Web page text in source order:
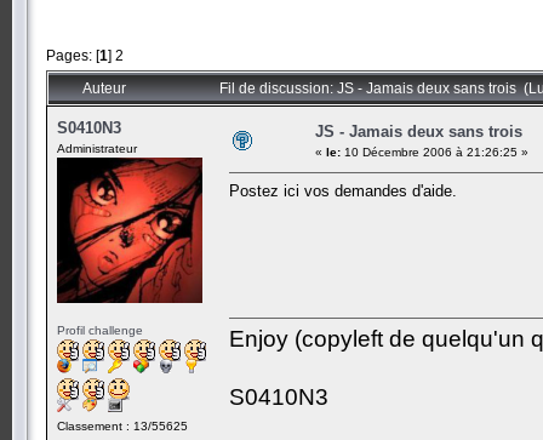
Pages: [1] 2
Auteur Fil de discussion: JS - Jamais deux sans trois
S0410N3
Administrateur
Profil challenge
Classement : 13/55625
JS - Jamais deux sans trois
« le: 10 Décembre 2006 à 21:26:25 »
Postez ici vos demandes d'aide.
Enjoy (copyleft de quelqu'un
S0410N3